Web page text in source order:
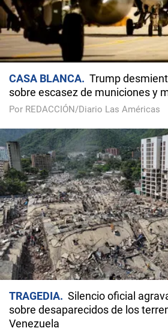
CASA BLANCA
Trump
sobre escasez de municiones y
Por REDACCIÓN/Diario Las Américas
TRAGEDIA
Silencio oficial
sobre desaparecidos de los
Venezuela